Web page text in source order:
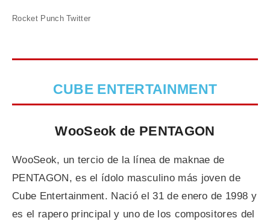
Rocket Punch Twitter
CUBE ENTERTAINMENT
WooSeok de PENTAGON
WooSeok, un tercio de la línea de maknae de
PENTAGON, es el ídolo masculino más joven de
Cube Entertainment. Nació el 31 de enero de 1998 y
es el rapero principal y uno de los compositores del